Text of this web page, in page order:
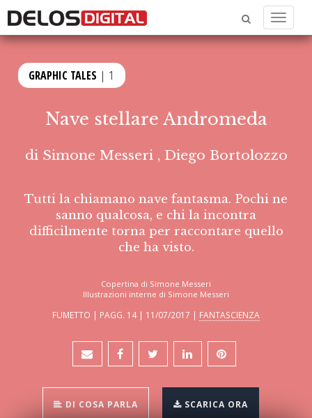
Menu
GRAPHIC TALES | 1
Nave stellare Andromeda
di Simone Messeri, Diego Bortolozzo
Tutti la chiamano nave fantasma. Pochi ne
sanno qualcosa, e chi la incontra
difficilmente torna per raccontare quello
che ha visto.
Copertina di Simone Messeri
Illustrazioni interne di Simone Messeri
FUMETTO | PAGG. 14 | 11/07/2017 | FANTASCIENZA
DI COSA PARLA SCARICA ORA